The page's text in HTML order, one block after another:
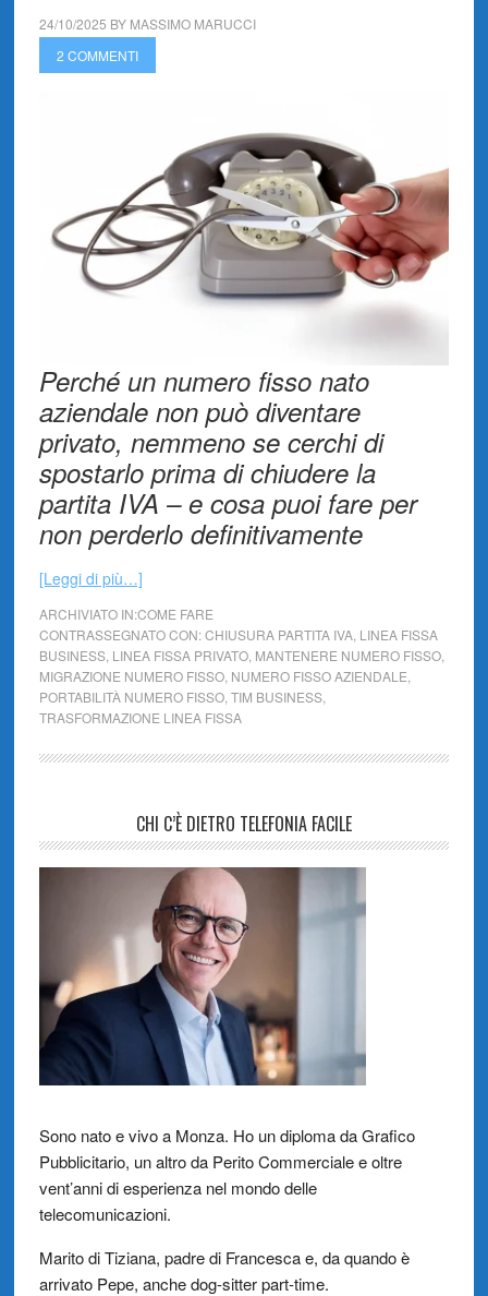
24/10/2025 BY MASSIMO MARUCCI
2 COMMENTI
Perché un numero fisso nato
aziendale non può diventare
privato, nemmeno se cerchi di
spostarlo prima di chiudere la
partita IVA – e cosa puoi fare per
non perderlo definitivamente
[Leggi di più…]
ARCHIVIATO IN:COME FARE
CONTRASSEGNATO CON:CHIUSURA PARTITA IVA, LINEA FISSA
BUSINESS, LINEA FISSA PRIVATO, MANTENERE NUMERO FISSO,
MIGRAZIONE NUMERO FISSO, NUMERO FISSO AZIENDALE
PORTABILITÀ NUMERO FISSO, TIM BUSINESS,
TRASFORMAZIONE LINEA FISSA
CHI C’È DIETRO TELEFONIA FACILE
Sono nato e vivo a Monza. Ho un diploma da Grafico
Pubblicitario, un altro da Perito Commerciale e oltre
vent’anni di esperienza nel mondo delle
telecomunicazioni.
Marito di Tiziana, padre di Francesca e, da quando è
arrivato Pepe, anche dog-sitter part-time.